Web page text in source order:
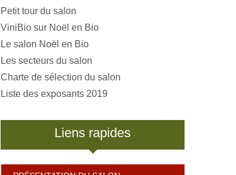
Petit tour du salon
ViniBio sur Noël en Bio
Le salon Noël en Bio
Les secteurs du salon
Charte de sélection du salon
Liste des exposants 2019
Liens rapides